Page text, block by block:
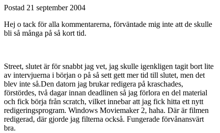
Postad 21 september 2004
Hej o tack för alla kommentarerna, förväntade mig inte att de skulle
bli så många på så kort tid.
Street, slutet är för snabbt jag vet, jag skulle igenkligen tagit bort lite
av intervjuerna i början o på så sett gett mer tid till slutet, men det
blev inte så.Den datorn jag brukar redigera på kraschades,
förstördes, två dagar innan deadlinen så jag förlora en del material
och fick börja från scratch, vilket innebar att jag fick hitta ett nytt
redigeringsprogram. Windows Moviemaker 2, haha. Där är filmen
redigerad, där gjorde jag filterna också. Fungerade förvånansvärt
bra.